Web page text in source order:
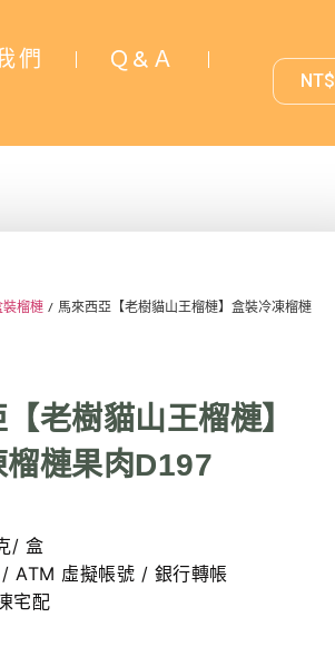
們 Ｑ&Ａ
NT$
裝榴槤 / 馬來西亞【老樹貓山王榴槤】盒裝冷凍榴槤
老樹貓山王榴槤】
槤果肉D197
/ 盒
/ ATM 虛擬帳號 / 銀行轉帳
宅配